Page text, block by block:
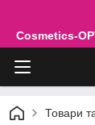
Cosmetics-
Товари